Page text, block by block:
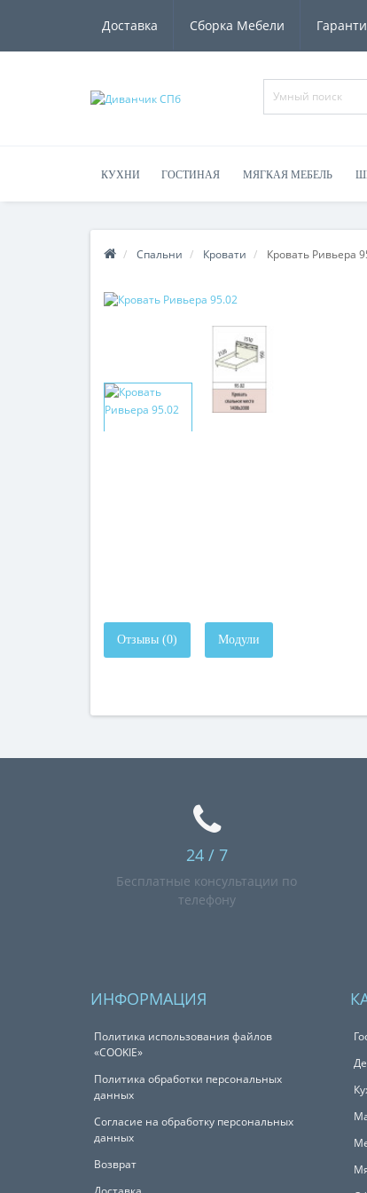
Доставка Сборка Мебели
КУХНИ ГОСТИНАЯ МЯГКАЯ МЕБЕЛЬ
Спальни Кровати Кровать Ривьера
Отзывы (0) Модули
24 / 7
Бесплатные консультации по
телефону
ИНФОРМАЦИЯ
Политика использования файлов
«COOKIE»
Политика обработки персональных
данных
Согласие на обработку персональных
данных
Возврат